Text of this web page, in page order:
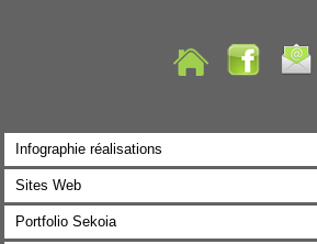
Infographie réalisations
Sites Web
Portfolio Sekoia